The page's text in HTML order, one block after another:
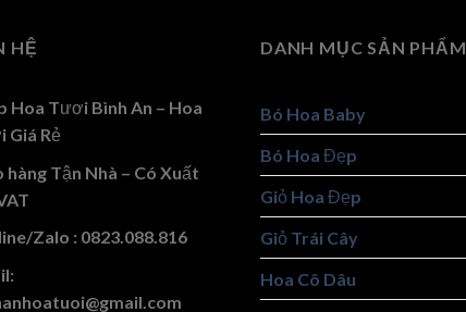
HỆ
Hoa Tươi Bình An – Hoa
Giá Rẻ
hàng Tận Nhà – Có Xuất
Zalo : 0823.088.816
DANH MỤC SẢN PHẨM
Bó Hoa Baby
Bó Hoa Đẹp
Giỏ Hoa Đẹp
Giỏ Trái Cây
Hoa Cô Dâu